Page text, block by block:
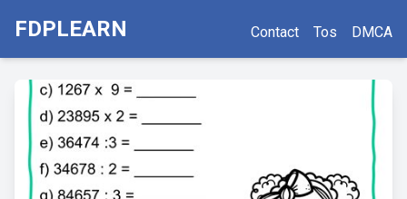
FDPLEARN Contact Tos DMCA